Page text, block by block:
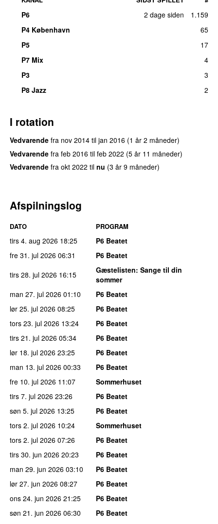
P6 2 dage siden
1.159
P4 København
65
P5
17
P7 Mix
4
P3
3
P8 Jazz
2
I rotation
Vedvarende fra nov 2014 til jan 2016 (1 år 2 måneder)
Vedvarende fra feb 2016 til feb 2022 (5 år 11 måneder)
Vedvarende fra okt 2022 til nu (3 år 9 måneder)
Afspilningslog
DATO PROGRAM
tirs 4. aug 2026 18:25
P6 Beatet
fre 31. jul 2026 06:31
P6 Beatet
tirs 28. jul 2026 16:15 Gæstelisten: Sange til din
sommer
man 27. jul 2026 01:10
P6 Beatet
lør 25. jul 2026 08:25
P6 Beatet
tors 23. jul 2026 13:24
P6 Beatet
tirs 21. jul 2026 05:34
P6 Beatet
lør 18. jul 2026 23:25
P6 Beatet
man 13. jul 2026 00:33
P6 Beatet
fre 10. jul 2026 11:07
Sommerhuset
tirs 7. jul 2026 23:26
P6 Beatet
søn 5. jul 2026 13:25
P6 Beatet
tors 2. jul 2026 10:24
Sommerhuset
tors 2. jul 2026 07:26
P6 Beatet
tirs 30. jun 2026 20:23
P6 Beatet
man 29. jun 2026 03:10
P6 Beatet
lør 27. jun 2026 08:27
P6 Beatet
ons 24. jun 2026 21:25
P6 Beatet
søn 21. jun 2026 06:30
P6 Beatet